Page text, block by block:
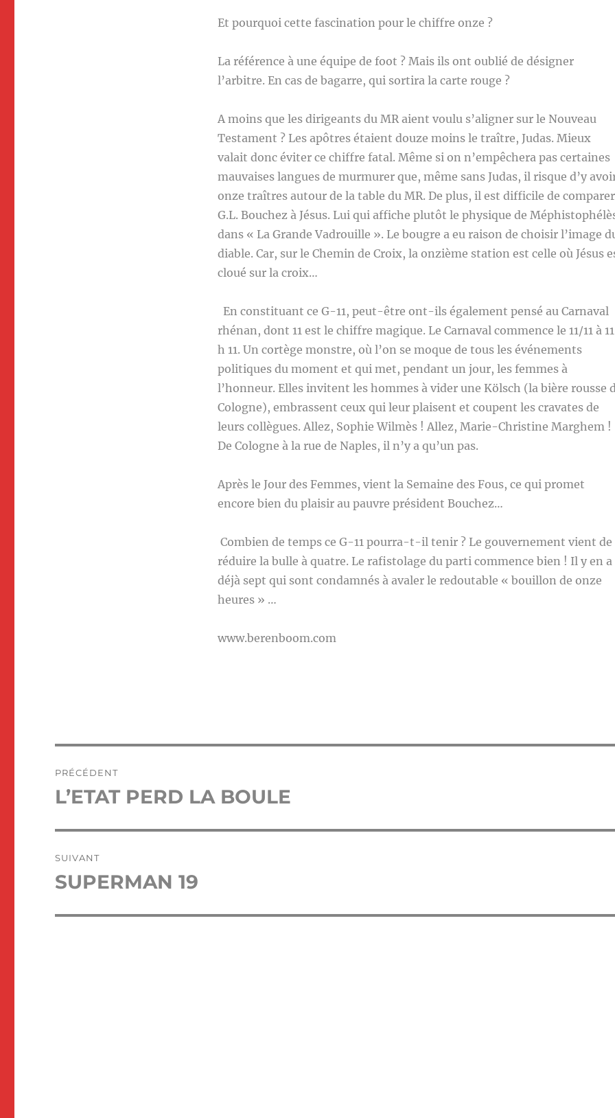
Et pourquoi cette fascination pour le chiffre onze ?
La référence à une équipe de foot ? Mais ils ont oublié de désigner
l’arbitre. En cas de bagarre, qui sortira la carte rouge ?
A moins que les dirigeants du MR aient voulu s’aligner sur le Nouveau
Testament ? Les apôtres étaient douze moins le traître, Judas. Mieux
valait donc éviter ce chiffre fatal. Même si on n’empêchera pas certaines
mauvaises langues de murmurer que, même sans Judas, il risque d’y
onze traîtres autour de la table du MR. De plus, il est difficile de comparer
G.L. Bouchez à Jésus. Lui qui affiche plutôt le physique de
dans « La Grande Vadrouille ». Le bougre a eu raison de choisir l’image
diable. Car, sur le Chemin de Croix, la onzième station est celle où Jésus
cloué sur la croix…
En constituant ce G-11, peut-être ont-ils également pensé au Carnaval
rhénan, dont 11 est le chiffre magique. Le Carnaval commence le 11/11 à 11
h 11. Un cortège monstre, où l’on se moque de tous les événements
politiques du moment et qui met, pendant un jour, les femmes à
l’honneur. Elles invitent les hommes à vider une Kölsch (la bière rousse
Cologne), embrassent ceux qui leur plaisent et coupent les cravates de
leurs collègues. Allez, Sophie Wilmès ! Allez, Marie-Christine Marghem !
De Cologne à la rue de Naples, il n’y a qu’un pas.
Après le Jour des Femmes, vient la Semaine des Fous, ce qui promet
encore bien du plaisir au pauvre président Bouchez…
Combien de temps ce G-11 pourra-t-il tenir ? Le gouvernement vient de
réduire la bulle à quatre. Le rafistolage du parti commence bien ! Il y en a
déjà sept qui sont condamnés à avaler le redoutable « bouillon de onze
heures » …
www.berenboom.com
de
PRÉCÉDENT
Publication
L’ETAT PERD LA BOULE
SUIVANT
Publication
SUPERMAN 19